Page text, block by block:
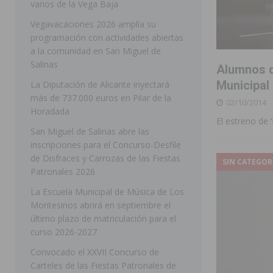
[ 05/08/2026 ]
Orihuela ultima diferentes soluciones
CEIP Virgen de la Puerta
ORIHUELA
[ 05/08/2026 ] Sanidad Orihuela llama a observar el
los desplazamientos
ORIHUELA
Orihuela acogerá una sesión
ORIHUELA
[ 06/08/2026 ]
Redován presenta la programación de
[ 06/08/2026 ] El PSOE denuncia una nueva prórroga
[ 06/08/2026 ]
La Diputación destina dos millones
ellos varios de la Vega Baja
[ 06/08/2026 ] Vegavacaciones 2026 amplía su
Alumnos
02/10/2014
El estreno de
SIN
varios de la Vega Baja
Vegavacaciones 2026 amplía su
programación con actividades abiertas
a la comunidad en San Miguel de
Salinas
La Diputación de Alicante inyectará
más de 737.000 euros en Pilar de la
Horadada
San Miguel de Salinas abre las
inscripciones para el Concurso-Desfile
de Disfraces y Carrozas de las Fiestas
Patronales 2026
La Escuela Municipal de Música de Los
Montesinos abrirá en septiembre el
último plazo de matriculación para el
curso 2026-2027
Convocado el XXVII Concurso de
Carteles de las Fiestas Patronales de